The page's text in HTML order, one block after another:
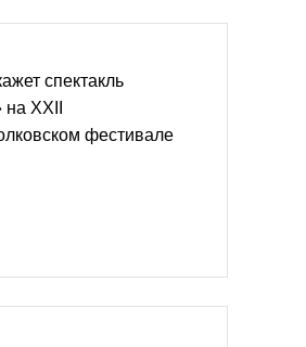
спектакль
XXII
фестивале